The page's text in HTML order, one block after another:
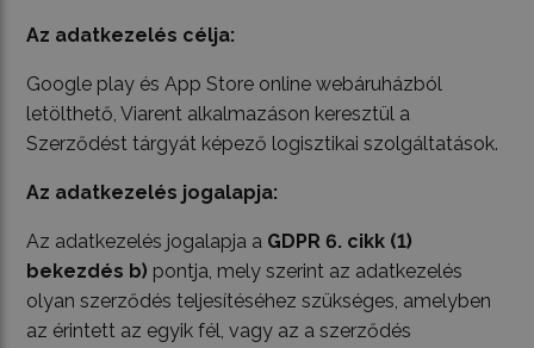
Az adatkezelés célja:
Google play és App Store online webáruházból
letölthető, Viarent alkalmazáson keresztül a
Szerződést tárgyát képező logisztikai szolgáltatások.
Az adatkezelés jogalapja:
Az adatkezelés jogalapja a GDPR 6. cikk (1)
bekezdés b) pontja, mely szerint az adatkezelés
olyan szerződés teljesítéséhez szükséges, amelyben
az érintett az egyik fél, vagy az a szerződés